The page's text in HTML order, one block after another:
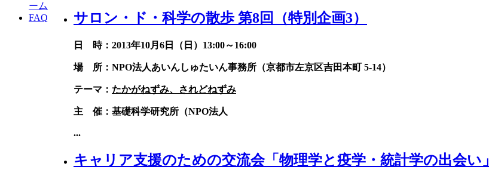
ーム
FAQ
サロン・ド・科学の散歩 第8回（特別企画3）
日 時：2013年10月6日（日）13:00～16:00
場 所：NPO法人あいんしゅたいん事務所（京都市左京区吉田本町 5-14）
テーマ： たかがねずみ、されどねずみ
主 催：基礎科学研究所（NPO法人
...
キャリア支援のための交流会「物理学と疫学・統計学の出会い」